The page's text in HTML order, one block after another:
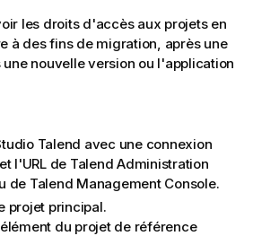
les droits d'accès aux projets en
à des fins de migration, après une
nouvelle version ou l'application
Talend avec une connexion
l'URL de Talend Administration
de Talend Management Console.
projet principal.
du projet de référence